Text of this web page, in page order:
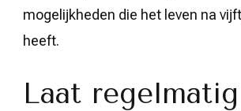
mogelijkheden die het leven na
heeft.
Laat